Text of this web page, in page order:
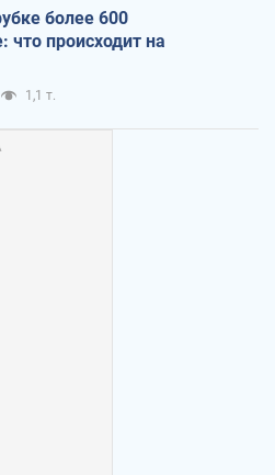
более 600
что происходит на
1,1 т.